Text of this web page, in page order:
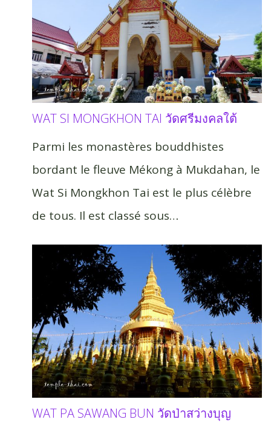
WAT SI MONGKHON TAI วัดศรีมงคลใต้
Parmi les monastères bouddhistes
bordant le fleuve Mékong à Mukdahan, le
Wat Si Mongkhon Tai est le plus célèbre
de tous. Il est classé sous…
WAT PA SAWANG BUN วัดป่าสว่างบุญ